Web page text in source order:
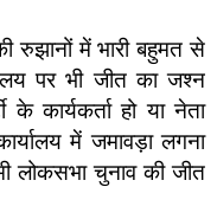
रुझानों में भारी बहुमत से
पर भी जीत का जश्न
कार्यकर्ता हो या नेता
में जमावड़ा लगना
लोकसभा चुनाव की जीत